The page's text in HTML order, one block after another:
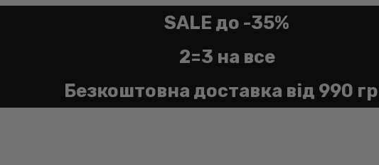
SALE до -35%
2=3 на все
Безкоштовна доставка від 990